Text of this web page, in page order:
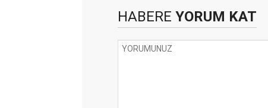
HABERE YORUM KAT